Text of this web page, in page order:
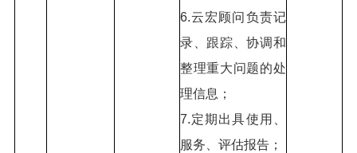
6.云宏顾问负责记
录、跟踪、协调和
整理重大问题的处
理信息；
7.定期出具使用、
服务、评估报告；